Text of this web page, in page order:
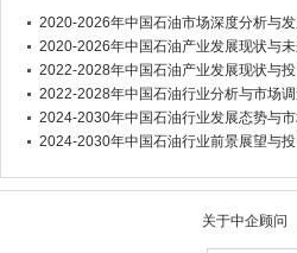
2020-2026年中国石油市场深度分析与
2020-2026年中国石油产业发展现状与
2022-2028年中国石油产业发展现状与
2022-2028年中国石油行业分析与市场
2024-2030年中国石油行业发展态势与
2024-2030年中国石油行业前景展望与
关于中企顾问